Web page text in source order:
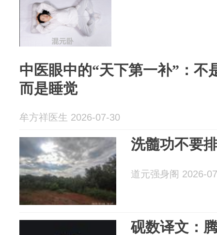
中医眼中的“天下第一补”：不
而是睡觉
牟方祥医生 2026-07-30
洗髓功不要
道元强身阁 2026-
砚数译文：